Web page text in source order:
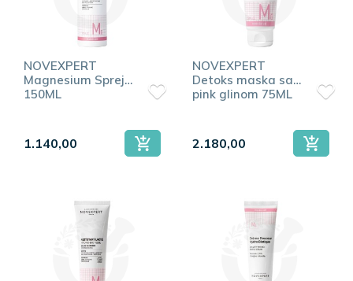
NOVEXPERT
Magnesium Sprej
150ML
1.140,00
NOVEXPERT
Detoks maska sa
pink glinom 75ML
2.180,00